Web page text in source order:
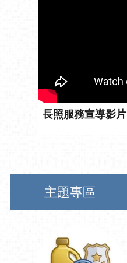
長照服務宣導影片
主題專區